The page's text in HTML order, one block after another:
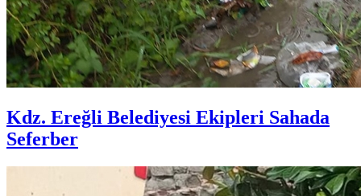
Kdz. Ereğli Belediyesi Ekipleri Sahada
Seferber